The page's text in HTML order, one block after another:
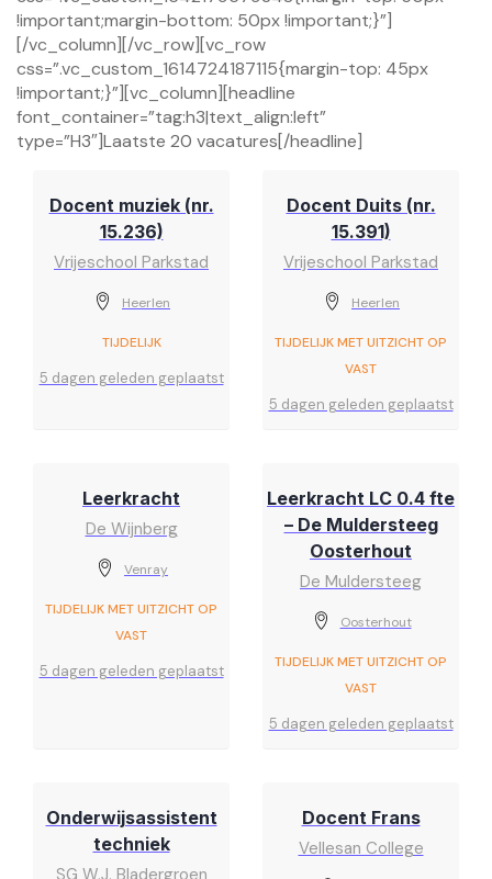
!important;margin-bottom: 50px !important;}”]
[/vc_column][/vc_row][vc_row
css=”.vc_custom_1614724187115{margin-top: 45px
!important;}”][vc_column][headline
font_container=”tag:h3|text_align:left”
type=”H3″]Laatste 20 vacatures[/headline]
Docent muziek (nr.
15.236)
Vrijeschool Parkstad
Heerlen
TIJDELIJK
5 dagen geleden geplaatst
Docent Duits (nr.
15.391)
Vrijeschool Parkstad
Heerlen
TIJDELIJK MET UITZICHT OP
VAST
5 dagen geleden geplaatst
Leerkracht
De Wijnberg
Venray
TIJDELIJK MET UITZICHT OP
VAST
5 dagen geleden geplaatst
Leerkracht LC 0.4 fte
– De Muldersteeg
Oosterhout
De Muldersteeg
Oosterhout
TIJDELIJK MET UITZICHT OP
VAST
5 dagen geleden geplaatst
Onderwijsassistent
techniek
SG W.J. Bladergroen
Docent Frans
Vellesan College